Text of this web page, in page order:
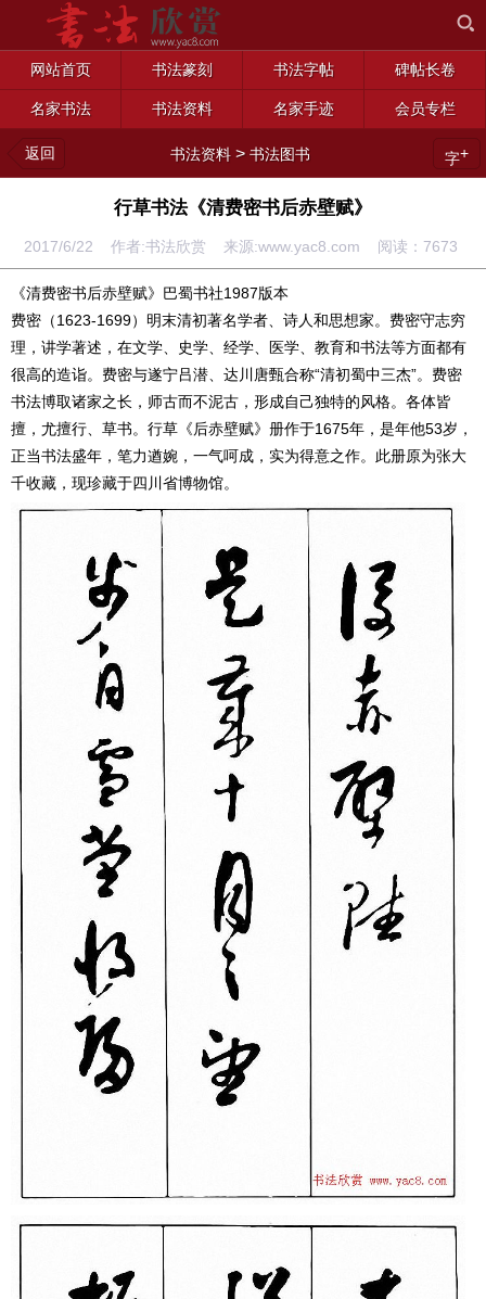
网站首页 书法篆刻 书法字帖 碑帖长卷
名家书法 书法资料 名家手迹 会员专栏
返回 书法资料 >书法图书 字+
行草书法《清费密书后赤壁赋》
2017/6/22 作者:书法欣赏 来源:www.yac8.com 阅读： 7673
《清费密书后赤壁赋》巴蜀书社1987版本
费密（1623-1699）明末清初著名学者、诗人和思想家。费密守志穷
理，讲学著述，在文学、史学、经学、医学、教育和书法等方面都有
很高的造诣。费密与遂宁吕潜、达川唐甄合称“清初蜀中三杰”。费密
书法博取诸家之长，师古而不泥古，形成自己独特的风格。各体皆
擅，尤擅行、草书。行草《后赤壁赋》册作于1675年，是年他53岁，
正当书法盛年，笔力遒婉，一气呵成，实为得意之作。此册原为张大
千收藏，现珍藏于四川省博物馆。